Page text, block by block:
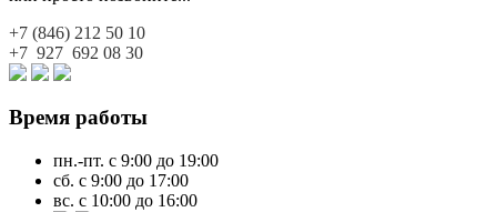
+7 (846) 212 50 10
+7 927 692 08 30
Время работы
пн.-пт. с 9:00 до 19:00
сб. с 9:00 до 17:00
вс. с 10:00 до 16:00